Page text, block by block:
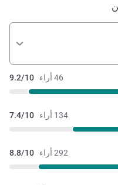
46 أراء 9.2/10
134 أراء 7.4/10
292 أراء 8.8/10